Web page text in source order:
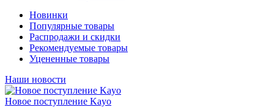
Новинки
Популярные товары
Распродажи и скидки
Рекомендуемые товары
Уцененные товары
Наши новости
Новое поступление Kayo